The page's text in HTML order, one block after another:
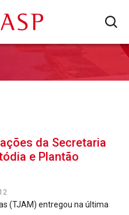
da Secretaria
e Plantão
(TJAM) entregou na última